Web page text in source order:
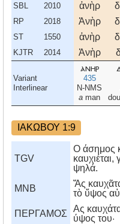
SBL 2010 ἀνὴρ
RP 2018 Ἀνὴρ
ST 1550 ἀνὴρ
KJTR 2014 Ἀνὴρ
Variant
Interlinear
ανηρ
435
N-NMS
a man
ΙΑΚΩΒΟΥ 1:9
TGV
Ο άσημος
καυχιέται,
ψηλά.
MNB
Ἄς
τὸ ὕψος
ΠΕΡΓΑΜΟΣ
Aς
ύψος του·